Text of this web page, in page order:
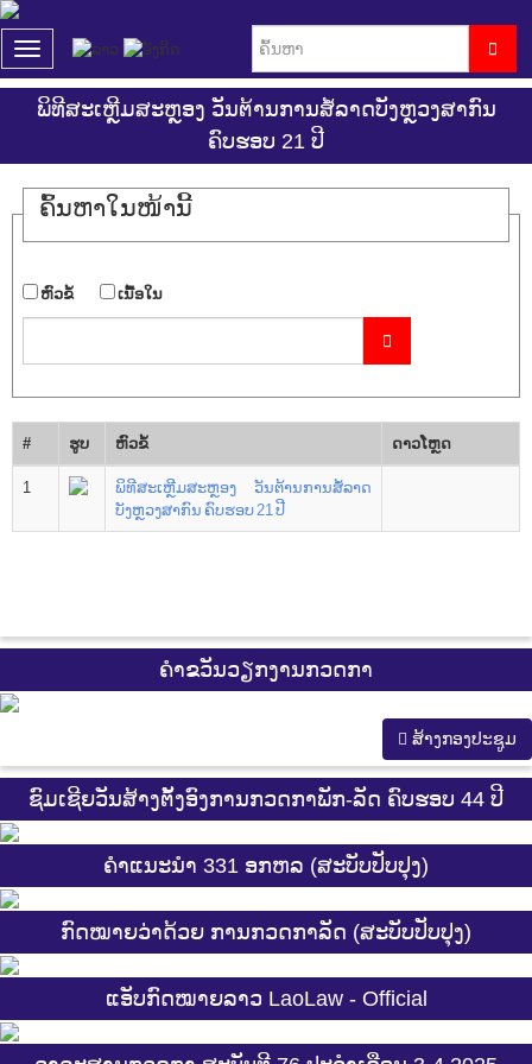
T
o
e
n
a
t
o
ພິທີສະເຫຼີມສະຫຼອງ ວັນຕ້ານການສໍ້ລາດບັງຫຼວງສາກົນ
ຄົບຮອບ 21 ປີ
ຄົ້ນ​ຫາ​ໃນ​ໜ້ານີ້
​ຫົວ​ຂໍ້ ​ເນື້ອ​ໃນ
# ຮູບ ​ຫົວ​ຂໍ້ ດາວ​ໂຫຼດ
1
ພິທີສະເຫຼີມສະຫຼອງ ວັນຕ້ານການສໍ້ລາດ
ບັງຫຼວງສາກົນ ຄົບຮອບ 21 ປີ
ຄຳຂວັນວຽກງານກວດກາ
ສ້າງກອງປະຊູມ
ຊົມເຊີຍວັນສ້າງຕັ້ງອົງການກວດກາພັກ-ລັດ ຄົບຮອບ 44 ປີ
ຄຳແນະນຳ 331 ອກຫລ (ສະບັບປັບປຸງ)
ກົດໝາຍວ່າດ້ວຍ ການກວດກາລັດ (ສະບັບປັບປຸງ)
ແອັບກົດໝາຍລາວ LaoLaw - Official